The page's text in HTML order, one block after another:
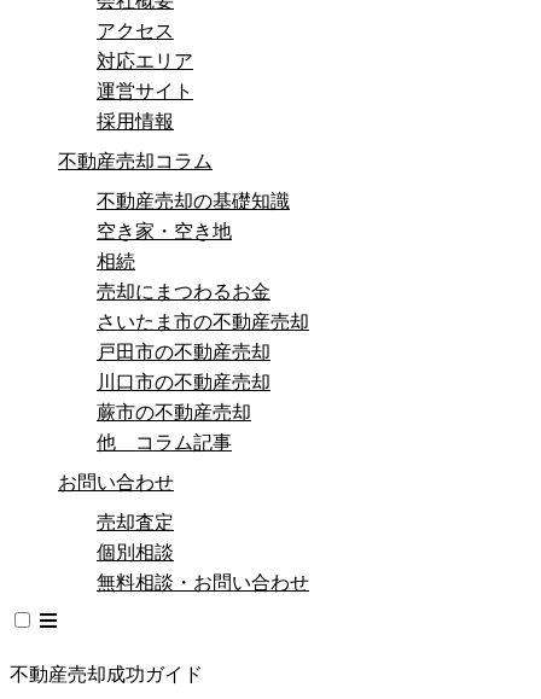
アクセス
対応エリア
運営サイト
採用情報
不動産売却コラム
不動産売却の基礎知識
空き家・空き地
相続
売却にまつわるお金
さいたま市の不動産売却
戸田市の不動産売却
川口市の不動産売却
蕨市の不動産売却
他 コラム記事
お問い合わせ
売却査定
個別相談
無料相談・お問い合わせ
不動産売却成功ガイド